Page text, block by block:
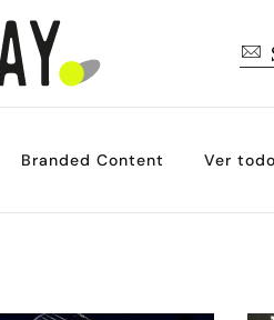
Branded Content Ver todo